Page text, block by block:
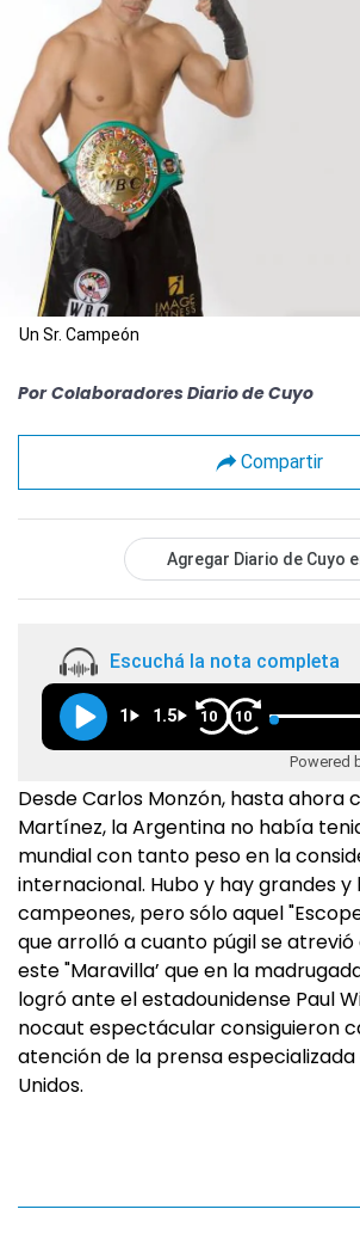
Un Sr. Campeón
Por Colaboradores Diario de Cuyo
Compartir
Agregar Diario de Cuyo
Escuchá la nota completa
1 1.5 10 10
Powered
Desde Carlos Monzón, hasta ahora
Martínez, la Argentina no había
mundial con tanto peso en la
internacional. Hubo y hay grandes y
campeones, pero sólo aquel
que arrolló a cuanto púgil se
este "Maravilla’ que en la
logró ante el estadounidense Paul
nocaut espectácular consiguieron
atención de la prensa especializada
Unidos.